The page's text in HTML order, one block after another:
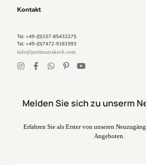
Kontakt
Tel: +49-(0)157-85432275
Tel: +49-(0)7472-9181993
info@petitmarrakech.com
Melden Sie sich zu unserm
Erfahren Sie als Erster von unseren
Angeboten.